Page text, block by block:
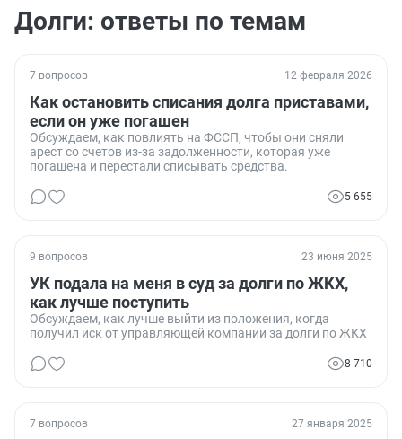
Долги: ответы по темам
7 вопросов 12 февраля 2026
Как остановить списания долга приставами,
если он уже погашен
Обсуждаем, как повлиять на ФССП, чтобы они сняли
арест со счетов из-за задолженности, которая уже
погашена и перестали списывать средства.
5 655
9 вопросов 23 июня 2025
УК подала на меня в суд за долги по ЖКХ,
как лучше поступить
Обсуждаем, как лучше выйти из положения, когда
получил иск от управляющей компании за долги по ЖКХ
8 710
7 вопросов 27 января 2025